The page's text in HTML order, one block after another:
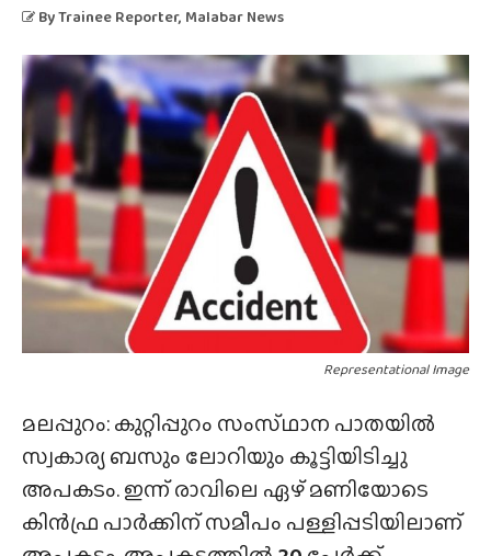
ByTrainee Reporter, Malabar News
Representational Image
മലപ്പുറം: കുറ്റിപ്പുറം സംസ്‌ഥാന പാതയിൽ
സ്വകാര്യ ബസും ലോറിയും കൂട്ടിയിടിച്ചു
അപകടം. ഇന്ന് രാവിലെ ഏഴ് മണിയോടെ
കിൻഫ്ര പാർക്കിന് സമീപം പള്ളിപ്പടിയിലാണ്